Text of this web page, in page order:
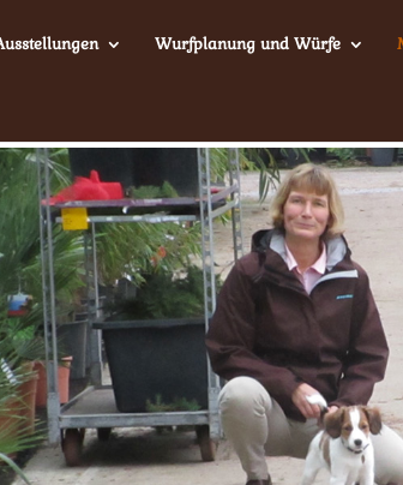
Wurfplanung und Würfe